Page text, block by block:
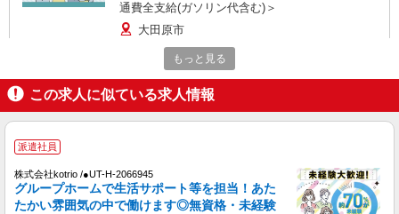
通費全支給(ガソリン代含む)＞
大田原市
時給1500円〜2125円 ＜日払い有/週払い有/交
通費全支給(ガソリン代含む)＞
もっと見る
この求人に似ている求人情報
派遣社員
株式会社kotrio /●UT-H-2066945
グループホームで生活サポート等を担当！あた
たかい雰囲気の中で働けます◎無資格・未経験